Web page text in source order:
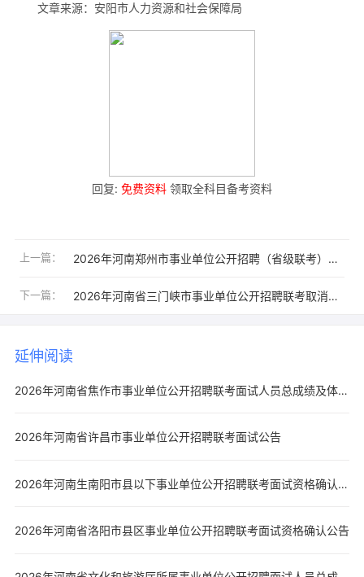
文章来源：安阳市人力资源和社会保障局
回复: 免费资料 领取全科目备考资料
上一篇： 2026年河南郑州市事业单位公开招聘（省级联考）岗位计划取消、核减公告
下一篇： 2026年河南省三门峡市事业单位公开招聘联考取消、核减岗位的公告
延伸阅读
2026年河南省焦作市事业单位公开招聘联考面试人员总成绩及体检有关事项公告
2026年河南省许昌市事业单位公开招聘联考面试公告
2026年河南生南阳市县以下事业单位公开招聘联考面试资格确认公告汇总
2026年河南省洛阳市县区事业单位公开招聘联考面试资格确认公告